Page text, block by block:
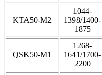
KTA50-M2
1044-
1398/1400-
1875
QSK50-M1
1268-
1641/1700-
2200